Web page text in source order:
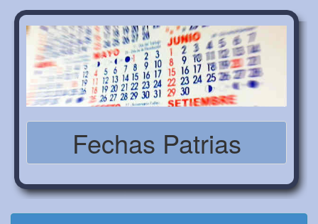
Fechas Patrias